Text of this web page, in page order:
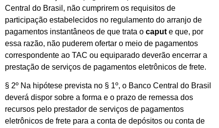
Central do Brasil, não cumprirem os requisitos de
participação estabelecidos no regulamento do arranjo de
pagamentos instantâneos de que trata o caput e que, por
essa razão, não puderem ofertar o meio de pagamentos
correspondente ao TAC ou equiparado deverão encerrar a
prestação de serviços de pagamentos eletrônicos de frete.
§ 2º Na hipótese prevista no § 1º, o Banco Central do Brasil
deverá dispor sobre a forma e o prazo de remessa dos
recursos pelo prestador de serviços de pagamentos
eletrônicos de frete para a conta de depósitos ou conta de